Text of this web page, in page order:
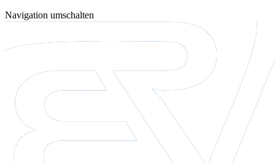
Navigation umschalten